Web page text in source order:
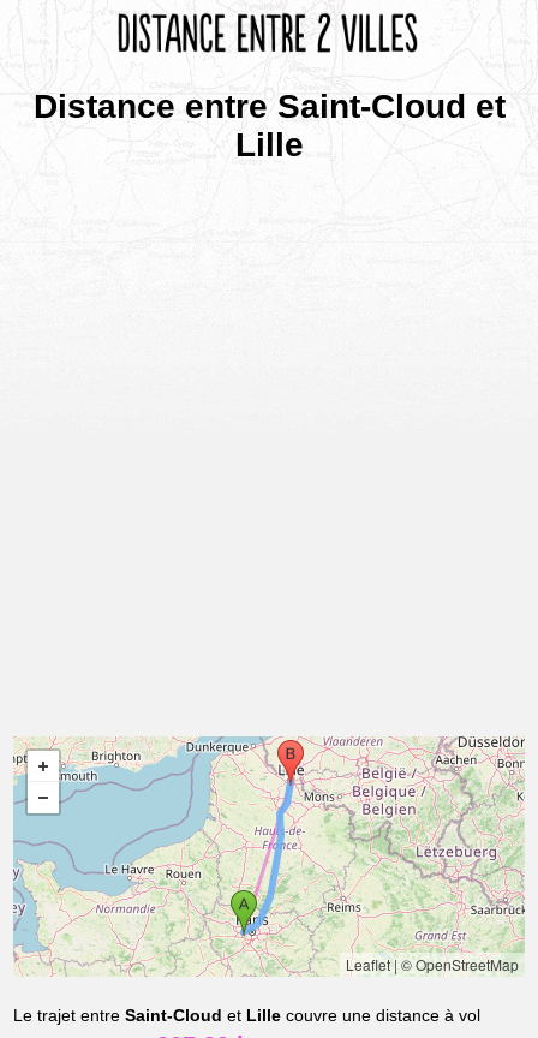
Distance entre Saint-Cloud et
Lille
Leaflet|© OpenStreetMap
Le trajet entreSaint-Cloud et Lille couvre une distance à vol